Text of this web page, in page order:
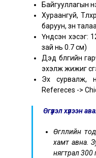
Байгууллагын
Хураангуй,
баруун, зүүн
Үндсэн хэсэг:
зай нь 0.7 см)
Дэд бүлгийн
эхэлж жижиг
Эх сурвалж,
Refereces ->
Өгүүлэл хүлээн
Өгүүллийн
хамт авна.
нягтрал 300